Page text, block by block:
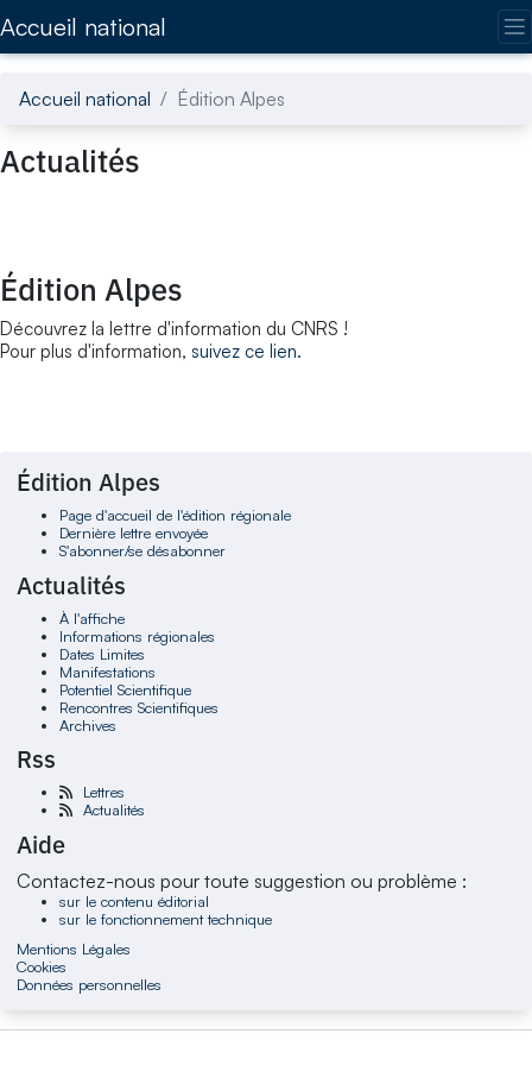
Accueil national
Accueil national Édition Alpes
Actualités
Édition Alpes
Découvrez la lettre d'information du CNRS !
Pour plus d'information, suivez ce lien.
Édition Alpes
Page d'accueil de l'édition régionale
Dernière lettre envoyée
S'abonner/se désabonner
Actualités
À l'affiche
Informations régionales
Dates Limites
Manifestations
Potentiel Scientifique
Rencontres Scientifiques
Archives
Rss
Lettres
Actualités
Aide
Contactez-nous pour toute suggestion ou problème :
sur le contenu éditorial
sur le fonctionnement technique
Mentions Légales
Cookies
Données personnelles